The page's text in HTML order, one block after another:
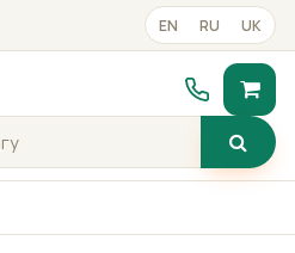
EN RU UK